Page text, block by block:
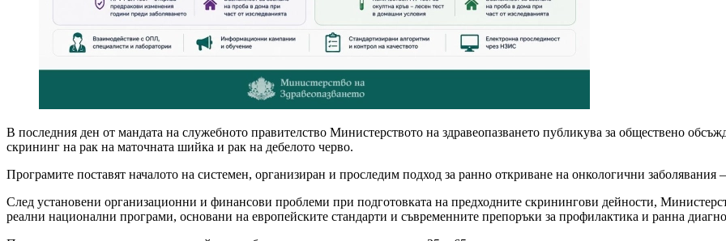
В последния ден от мандата на служебното правителство Министерството на здравеопазването публикува за обществено
скрининг на рак на маточната шийка и рак на дебелото черво.
Програмите поставят началото на системен, организиран и проследим подход за ранно откриване на онкологични
След установени организационни и финансови проблеми при подготовката на предходните скринингови дейности,
реални национални програми, основани на европейските стандарти и съвременните препоръки за профилактика и ранна